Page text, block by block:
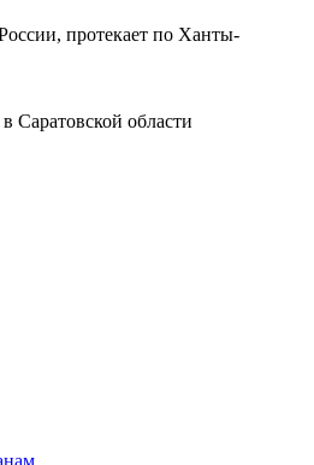
протекает по Ханты-
Саратовской области